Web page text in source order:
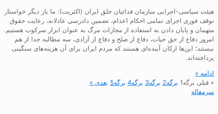
هیئت سیاسی-اجرایی سازمان فدائیان خلق ایران (اکثریت): ما بار دیگر خواستار
توقف فوری اجرای تمامی احکام اعدام، تضمین دادرسی عادلانه، رعایت حقوق
متهمان و پایان دادن به استفاده از مجازات مرگ به عنوان ابزار سرکوب هستیم.
امروز دفاع از حق حیات، دفاع از صلح و دفاع از آزادی، سه مطالبه جدا از هم
نیستند؛ این‌ها ارکان آینده‌ای هستند که مردم ایران برای آن هزینه‌های سنگینی
پرداخته‌اند.
ادامه »
« قبلی برگه1 برگه2 برگه3 برگه4 برگه5 بعدی »
سرمقاله